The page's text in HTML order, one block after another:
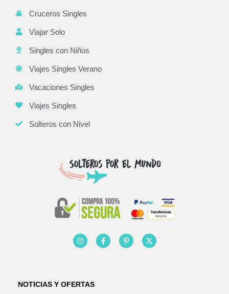
Cruceros Singles
Viajar Solo
Singles con Niños
Viajes Singles Verano
Vacaciones Singles
Viajes Singles
Solteros con Nivel
NOTICIAS Y OFERTAS